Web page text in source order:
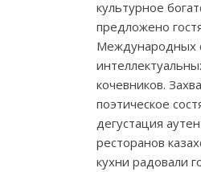
культурное
предложено
Международных
кочевников.
поэтическое
дегустация
ресторанов
кухни радовали